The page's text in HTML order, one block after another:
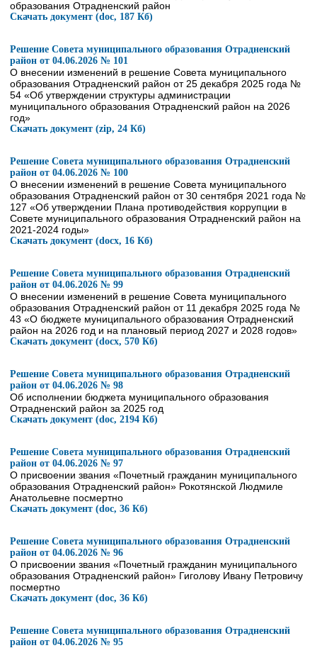
образования Отрадненский район
Скачать документ (doc, 187 Кб)
Решение Совета муниципального образования Отрадненский
район от 04.06.2026 № 101
О внесении изменений в решение Совета муниципального
образования Отрадненский район от 25 декабря 2025 года №
54 «Об утверждении структуры администрации
муниципального образования Отрадненский район на 2026
год»
Скачать документ (zip, 24 Кб)
Решение Совета муниципального образования Отрадненский
район от 04.06.2026 № 100
О внесении изменений в решение Совета муниципального
образования Отрадненский район от 30 сентября 2021 года №
127 «Об утверждении Плана противодействия коррупции в
Совете муниципального образования Отрадненский район на
2021-2024 годы»
Скачать документ (docx, 16 Кб)
Решение Совета муниципального образования Отрадненский
район от 04.06.2026 № 99
О внесении изменений в решение Совета муниципального
образования Отрадненский район от 11 декабря 2025 года №
43 «О бюджете муниципального образования Отрадненский
район на 2026 год и на плановый период 2027 и 2028 годов»
Скачать документ (docx, 570 Кб)
Решение Совета муниципального образования Отрадненский
район от 04.06.2026 № 98
Об исполнении бюджета муниципального образования
Отрадненский район за 2025 год
Скачать документ (doc, 2194 Кб)
Решение Совета муниципального образования Отрадненский
район от 04.06.2026 № 97
О присвоении звания «Почетный гражданин муниципального
образования Отрадненский район» Рокотянской Людмиле
Анатольевне посмертно
Скачать документ (doc, 36 Кб)
Решение Совета муниципального образования Отрадненский
район от 04.06.2026 № 96
О присвоении звания «Почетный гражданин муниципального
образования Отрадненский район» Гиголову Ивану Петровичу
посмертно
Скачать документ (doc, 36 Кб)
Решение Совета муниципального образования Отрадненский
район от 04.06.2026 № 95